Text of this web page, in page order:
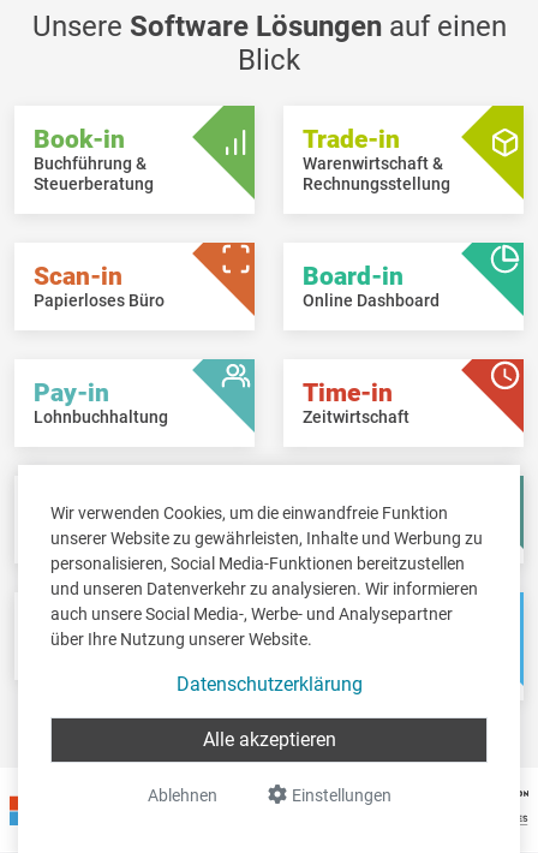
Wir verwenden Cookies, um die einwandfreie Funktion
unserer Website zu gewährleisten, Inhalte und Werbung zu
personalisieren, Social Media-Funktionen bereitzustellen
und unseren Datenverkehr zu analysieren. Wir informieren
auch unsere Social Media-, Werbe- und Analysepartner
über Ihre Nutzung unserer Website.
Datenschutzerklärung
Einstellungen
Ablehnen
Alle akzeptieren
Unsere Software Lösungenauf einen
Blick
Book-in
Buchführung &
Steuerberatung
Trade-in
Warenwirtschaft &
Rechnungsstellung
Scan-in
Papierloses Büro
Board-in
Online Dashboard
Pay-in
Lohnbuchhaltung
Time-in
Zeitwirtschaft
Fisc-in
Steuererklärungen
Account-in
Jahresabschlüsse
Pos-in
Kassensystem
Net-in
Webshops &